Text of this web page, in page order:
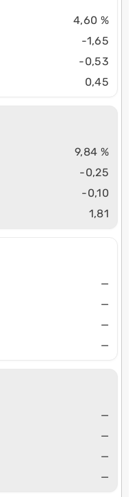
4,60 %
-1,65
-0,53
0,45
9,84 %
-0,25
-0,10
1,81
—
—
—
—
—
—
—
—